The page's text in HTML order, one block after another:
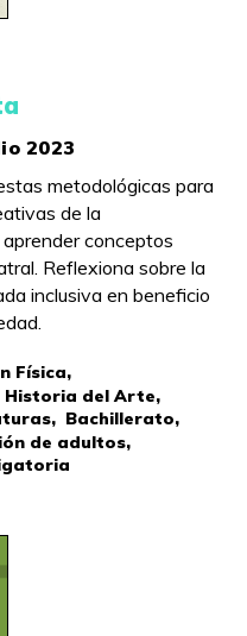
2023
metodológicas para
de la
conceptos
Reflexiona sobre la
inclusiva en beneficio
Física,
Historia del Arte,
Bachillerato,
de adultos,